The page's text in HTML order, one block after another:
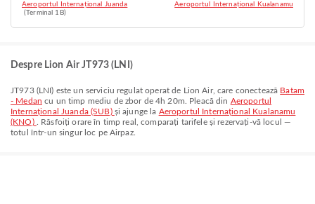
Aeroportul Internațional Juanda
(Terminal 1B)
Aeroportul Internațional Kualanamu
Despre Lion Air JT973 (LNI)
JT973(LNI) este un serviciu regulat operat de Lion Air, care conectează Batam
- Medan cu un timp mediu de zbor de4h 20m . Pleacă din Aeroportul
Internațional Juanda (SUB) și ajunge la Aeroportul Internațional Kualanamu
(KNO)
. Răsfoiți orare în timp real, comparați tarifele și rezervați-vă locul —
totul într-un singur loc pe Airpaz.